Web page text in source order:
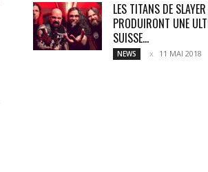
LES TITANS DE
PRODUIRONT UNE
SUISSE...
NEWS 11 MAI 2018